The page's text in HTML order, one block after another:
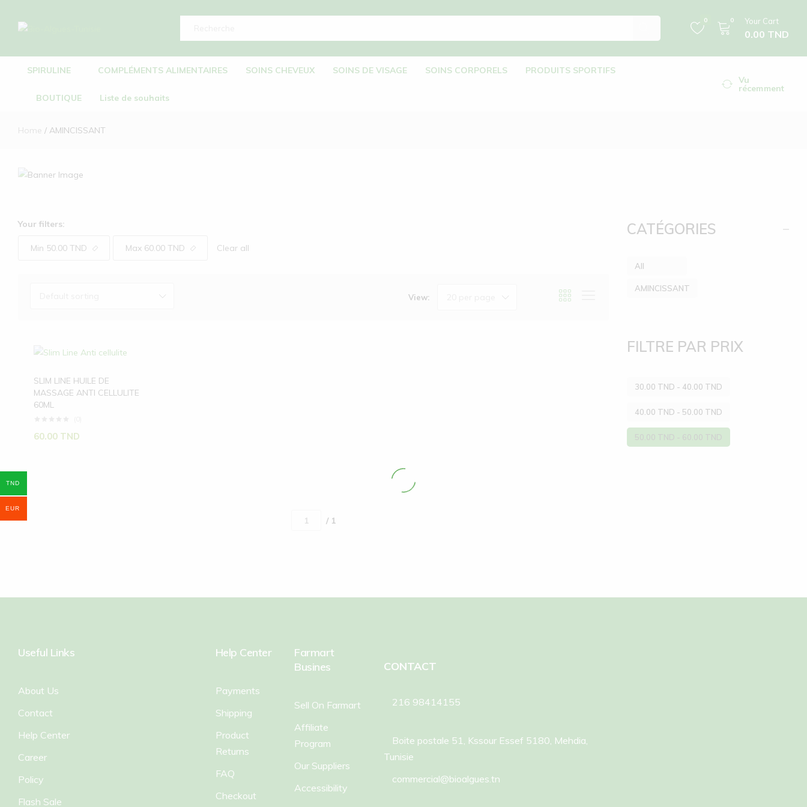
Algues-
Tunisie
Algues-
Tunisie
0 0 Your Cart
0.00 TND
SPIRULINE COMPLÉMENTS ALIMENTAIRES SOINS CHEVEUX SOINS DE VISAGE SOINS CORPORELS PRODUITS SPORTIFS
BOUTIQUE Liste de souhaits
Vu
récemment
Home AMINCISSANT
Your filters:
Min 50.00 TND Max 60.00 TND Clear all
View:
SLIM LINE HUILE DE
MASSAGE ANTI CELLULITE
60ML
60.00 TND
/ 1
CATÉGORIES
All
AMINCISSANT
FILTRE PAR PRIX
30.00 TND - 40.00 TND
40.00 TND - 50.00 TND
50.00 TND - 60.00 TND
Useful Links
About Us
Contact
Help Center
Career
Policy
Flash Sale
Help Center
Payments
Shipping
Product
Returns
FAQ
Checkout
Farmart
Busines
Sell On Farmart
Affiliate
Program
Our Suppliers
Accessibility
CONTACT
216 98414155
Boite postale 51, Kssour Essef 5180, Mehdia,
Tunisie
commercial@bioalgues.tn
TND
EUR